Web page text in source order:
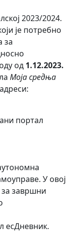
2023/2024.
је потребно
за
од 1.12.2023.
Моја средња
портал
У овој
завршни
есДневник.